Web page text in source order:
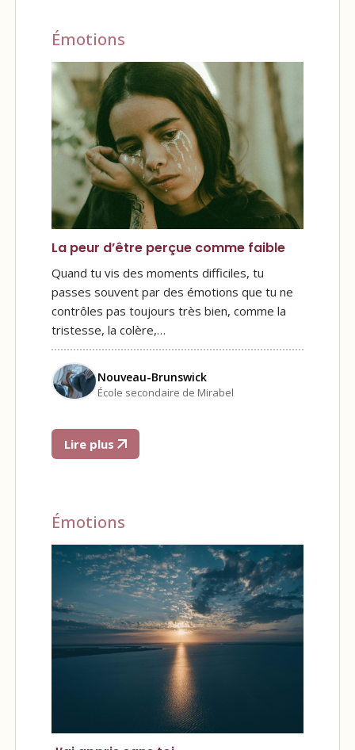
Émotions
La peur d’être perçue comme faible
Quand tu vis des moments difficiles, tu
passes souvent par des émotions que tu ne
contrôles pas toujours très bien, comme la
tristesse, la colère,…
Nouveau-Brunswick
École secondaire de Mirabel
Lire plus
Émotions